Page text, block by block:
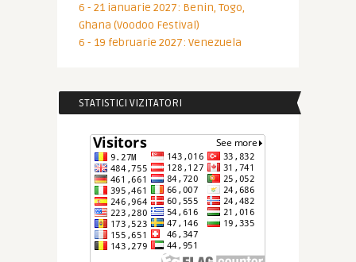
6 - 21 ianuarie 2027: Benin, Togo,
Ghana (Voodoo Festival)
6 - 19 februarie 2027: Venezuela
STATISTICI VIZITATORI